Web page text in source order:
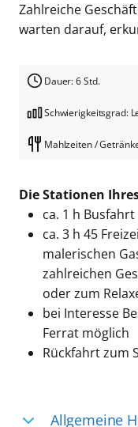
Zahlreiche
warten darauf,
Dauer: 6 Std.
Schwierigkeitsgrad:
Mahlzeiten /
Die Stationen
ca. 1 h
ca. 3 h 45
malerischen
zahlreichen
oder zum
bei Interesse
Ferrat möglich
Rückfahrt zum
Allgemeine